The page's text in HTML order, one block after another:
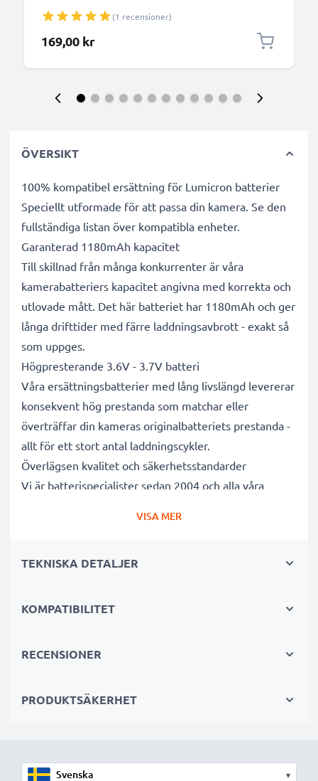
(1 recensioner)
169,00 kr
ÖVERSIKT
100% kompatibel ersättning för Lumicron batterier
Speciellt utformade för att passa din kamera. Se den
fullständiga listan över kompatibla enheter.
Garanterad 1180mAh kapacitet
Till skillnad från många konkurrenter är våra
kamerabatteriers kapacitet angivna med korrekta och
utlovade mått. Det här batteriet har 1180mAh och ger
långa drifttider med färre laddningsavbrott - exakt så
som uppges.
Högpresterande 3.6V - 3.7V batteri
Våra ersättningsbatterier med lång livslängd levererar
konsekvent hög prestanda som matchar eller
överträffar din kameras originalbatteriets prestanda -
allt för ett stort antal laddningscykler.
Överlägsen kvalitet och säkerhetsstandarder
Vi är batterispecialister sedan 2004 och alla våra
mer därtill. Det är därför de levereras med 3 års
Oumbärliga i alla fotografers kameraväskor
både proffs och amatörer.
kvaliteten. Beställ nu!
VISA MER
TEKNISKA DETALJER
KOMPATIBILITET
RECENSIONER
PRODUKTSÄKERHET
▾